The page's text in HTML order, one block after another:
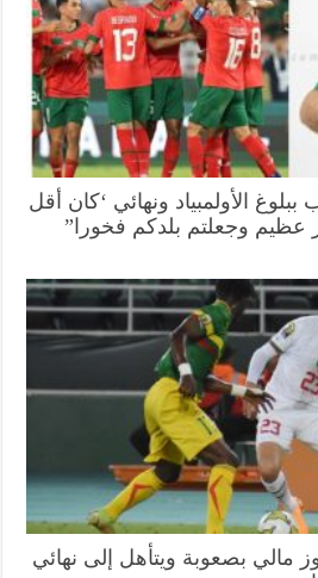
ببلوغ الأولمبياد ونهائي ‘كان أقل
مالي بصعوبة ويتأهل إلى نهائي